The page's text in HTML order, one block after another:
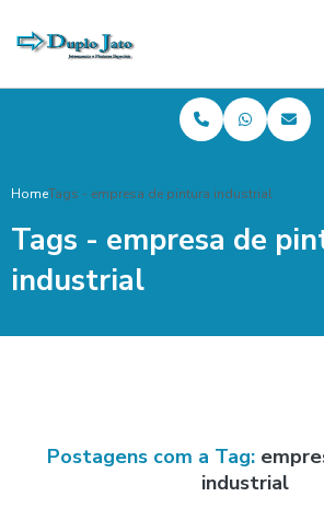
HomeTags - empresa de pintura industrial
Tags - empresa de
industrial
Postagens com a Tag:
industrial